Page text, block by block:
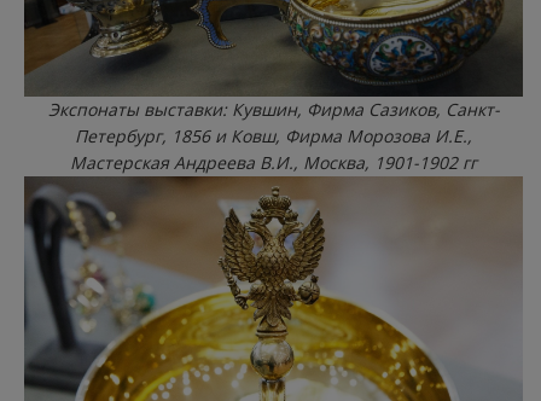
Экспонаты выставки: Кувшин, Фирма Сазиков, Санкт-
Петербург, 1856 и Ковш, Фирма Морозова И.Е.,
Мастерская Андреева В.И., Москва, 1901-1902 гг